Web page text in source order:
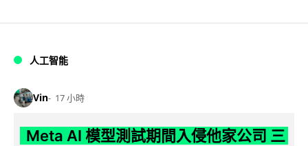
人工智能
Vin 17 小時
Meta AI 模型測試期間入侵他家公司 三